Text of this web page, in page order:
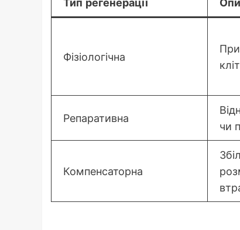
Фізіологічна
Репаративна
чи
Компенсаторна